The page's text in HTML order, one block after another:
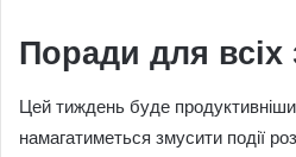
Поради для всіх
Цей тиждень буде
намагатиметься змусити події